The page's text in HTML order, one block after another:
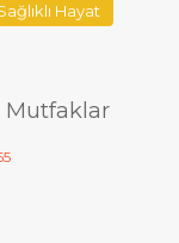
Hayat
Mutfaklar